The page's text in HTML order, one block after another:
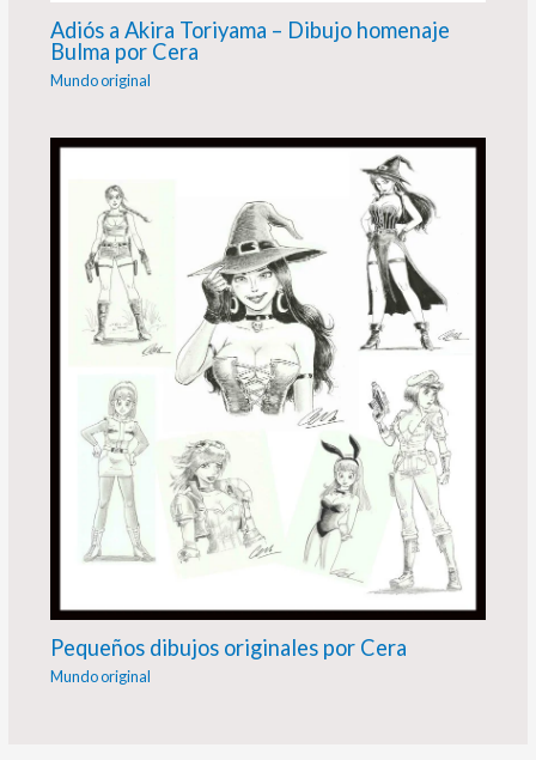
Adiós a Akira Toriyama – Dibujo homenaje
Bulma por Cera
Mundo original
Pequeños dibujos originales por Cera
Mundo original